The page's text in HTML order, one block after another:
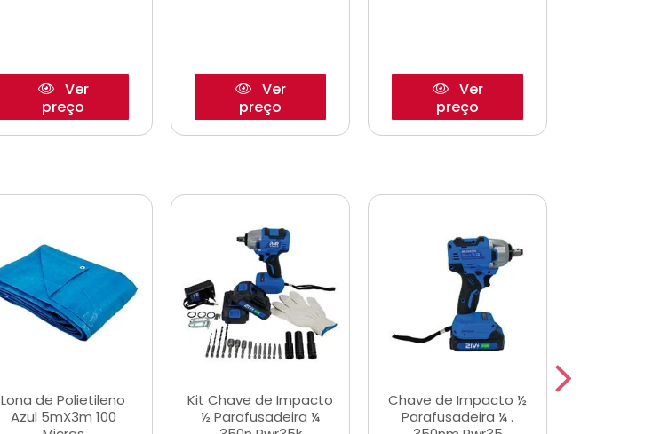
Ver
preço
Ver
preço
Ver
preço
Lona de Polietileno
Azul 5mX3m 100
Kit Chave de Impacto
½ Parafusadeira ¼
Chave de Impacto ½
Parafusadeira ¼ .